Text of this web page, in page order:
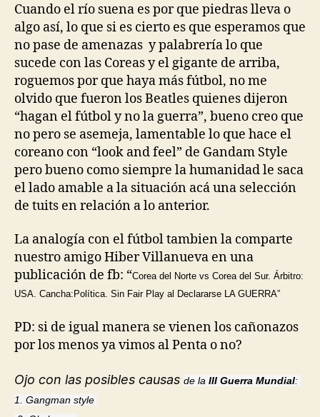
Cuando el río suena es por que piedras lleva o
algo así, lo que si es cierto es que esperamos que
no pase de amenazas y palabrería lo que
sucede con las Coreas y el gigante de arriba,
roguemos por que haya más fútbol, no me
olvido que fueron los Beatles quienes dijeron
“hagan el fútbol y no la guerra”, bueno creo que
no pero se asemeja, lamentable lo que hace el
coreano con “look and feel” de Gandam Style
pero bueno como siempre la humanidad le saca
el lado amable a la situación acá una selección
de tuits en relación a lo anterior.
La analogía con el fútbol tambien la comparte
nuestro amigo Hiber Villanueva en una
publicación de fb: “Corea del Norte vs Corea del Sur. Árbitro:
USA. Cancha:Política. Sin Fair Play al Declararse LA GUERRA”
PD: si de igual manera se vienen los cañonazos
por los menos ya vimos al Penta o no?
Ojo con las posibles causas de la III Guerra Mundial:
1. Gangman style